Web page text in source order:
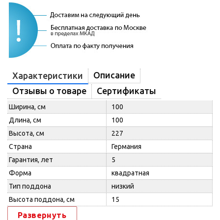
Характеристики
Описание
Отзывы о товаре
Сертификаты
Ширина, см
100
Длина, см
100
Высота, см
227
Страна
Германия
Гарантия, лет
5
Форма
квадратная
Тип поддона
низкий
Высота поддона, см
15
Развернуть